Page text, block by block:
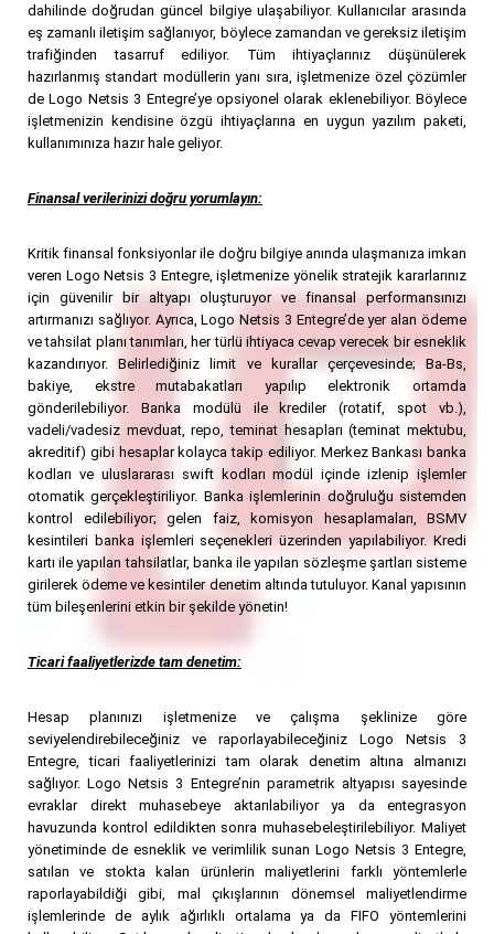
dahilinde doğrudan güncel bilgiye ulaşabiliyor. Kullanıcılar arasında
eş zamanlı iletişim sağlanıyor, böylece zamandan ve gereksiz iletişim
trafiğinden tasarruf ediliyor. Tüm ihtiyaçlarınız düşünülerek
hazırlanmış standart modüllerin yanı sıra, işletmenize özel çözümler
de Logo Netsis 3 Entegre’ye opsiyonel olarak eklenebiliyor. Böylece
işletmenizin kendisine özgü ihtiyaçlarına en uygun yazılım paketi,
kullanımınıza hazır hale geliyor.
Finansal verilerinizi doğru yorumlayın:
Kritik finansal fonksiyonlar ile doğru bilgiye anında ulaşmanıza imkan
veren Logo Netsis 3 Entegre, işletmenize yönelik stratejik kararlarınız
için güvenilir bir altyapı oluşturuyor ve finansal performansınızı
artırmanızı sağlıyor. Ayrıca, Logo Netsis 3 Entegre’de yer alan ödeme
ve tahsilat planı tanımları, her türlü ihtiyaca cevap verecek bir esneklik
kazandırıyor. Belirlediğiniz limit ve kurallar çerçevesinde; Ba-Bs,
bakiye, ekstre mutabakatları yapılıp elektronik ortamda
gönderilebiliyor. Banka modülü ile krediler (rotatif, spot vb.),
vadeli/vadesiz mevduat, repo, teminat hesapları (teminat mektubu,
akreditif) gibi hesaplar kolayca takip ediliyor. Merkez Bankası banka
kodları ve uluslararası swift kodları modül içinde izlenip işlemler
otomatik gerçekleştiriliyor. Banka işlemlerinin doğruluğu sistemden
kontrol edilebiliyor; gelen faiz, komisyon hesaplamaları, BSMV
kesintileri banka işlemleri seçenekleri üzerinden yapılabiliyor. Kredi
kartı ile yapılan tahsilatlar, banka ile yapılan sözleşme şartları sisteme
girilerek ödeme ve kesintiler denetim altında tutuluyor. Kanal yapısının
tüm bileşenlerini etkin bir şekilde yönetin!
Ticari faaliyetlerizde tam denetim:
Hesap planınızı işletmenize ve çalışma şeklinize göre
seviyelendirebileceğiniz ve raporlayabileceğiniz Logo Netsis 3
Entegre, ticari faaliyetlerinizi tam olarak denetim altına almanızı
sağlıyor. Logo Netsis 3 Entegre’nin parametrik altyapısı sayesinde
evraklar direkt muhasebeye aktarılabiliyor ya da entegrasyon
havuzunda kontrol edildikten sonra muhasebeleştirilebiliyor. Maliyet
yönetiminde de esneklik ve verimlilik sunan Logo Netsis 3 Entegre,
satılan ve stokta kalan ürünlerin maliyetlerini farklı yöntemlerle
raporlayabildiği gibi, mal çıkışlarının dönemsel maliyetlendirme
işlemlerinde de aylık ağırlıklı ortalama ya da FIFO yöntemlerini